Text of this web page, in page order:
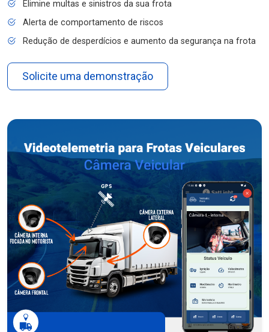
Elimine multas e sinistros da sua frota
Alerta de comportamento de riscos
Redução de desperdícios e aumento da segurança na frota
Solicite uma demonstração